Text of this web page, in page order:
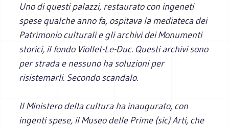
Uno di questi palazzi, restaurato con ingeneti
spese qualche anno fa, ospitava la mediateca dei
Patrimonio culturali e gli archivi dei Monumenti
storici, il fondo Viollet-Le-Duc. Questi archivi sono
per strada e nessuno ha soluzioni per
risistemarli. Secondo scandalo.
Il Ministero della cultura ha inaugurato, con
ingenti spese, il Museo delle Prime (sic) Arti, che